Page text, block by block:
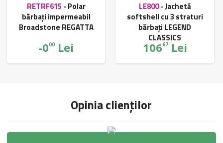
RETRF615 - Polar
bărbați impermeabil
Broadstone REGATTA
-000 Lei
LE800-Jachetă
softshell cu 3 straturi
bărbați LEGEND
CLASSICS
10667Lei
Opinia clienților